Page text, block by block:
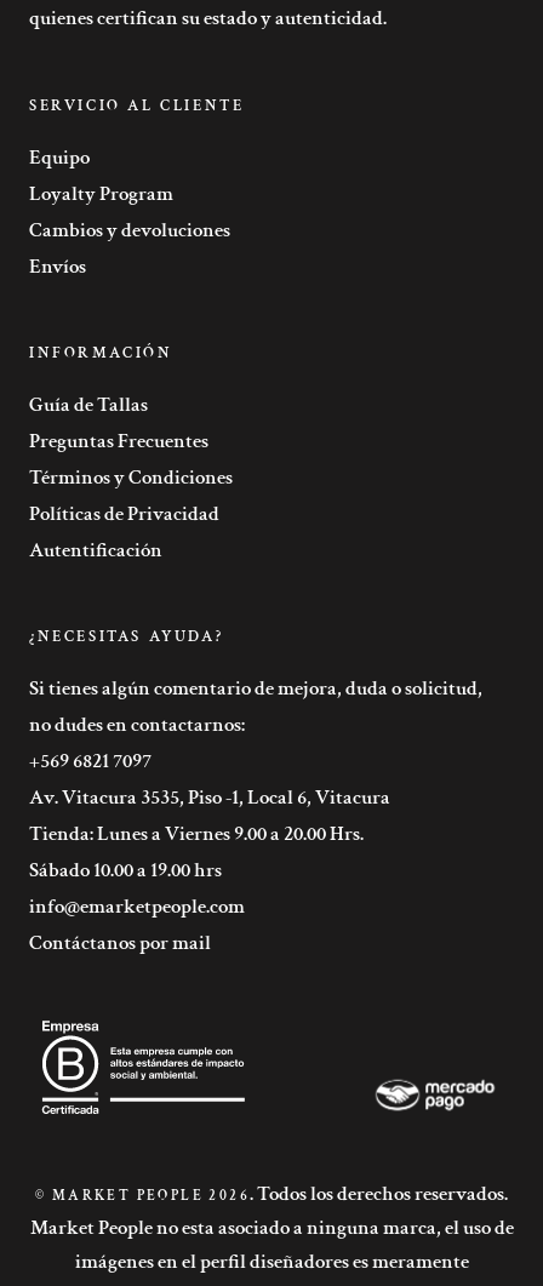
quienes certifican su estado y autenticidad.
SERVICIO AL CLIENTE
Equipo
Loyalty Program
Cambios y devoluciones
Envíos
INFORMACIÓN
Guía de Tallas
Preguntas Frecuentes
Términos y Condiciones
Políticas de Privacidad
Autentificación
¿NECESITAS AYUDA?
Si tienes algún comentario de mejora, duda o solicitud,
no dudes en contactarnos:
+569 6821 7097
Av. Vitacura 3535, Piso -1, Local 6, Vitacura
Tienda: Lunes a Viernes 9.00 a 20.00 Hrs.
Sábado 10.00 a 19.00 hrs
info@emarketpeople.com
Contáctanos por mail
© MARKET PEOPLE 2026. Todos los derechos reservados.
Market People no esta asociado a ninguna marca, el uso de
imágenes en el perfil diseñadores es meramente